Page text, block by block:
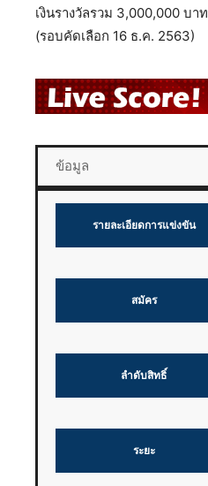
เงินรางวัลรวม 3,000,000 บาท
(รอบคัดเลือก 16 ธ.ค. 2563)
ข้อมูล
รายละเอียดการแข่งขัน
สมัคร
ลำดับสิทธิ์
ระยะ